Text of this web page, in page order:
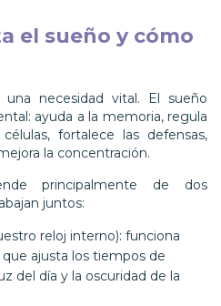
el sueño y cómo
necesidad vital. El sueño
ayuda a la memoria, regula
fortalece las defensas,
la concentración.
principalmente de dos
juntos:
reloj interno): funciona
ajusta los tiempos de
del día y la oscuridad de la